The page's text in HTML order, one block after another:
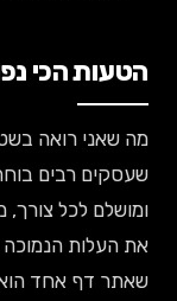
הכי נפוצה
רבים בוחרים
לכל צורך, מבלי
הנמוכה ואת
דף אחד הוא כלי